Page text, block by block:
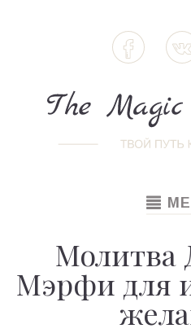
Молитва
Мэрфи для